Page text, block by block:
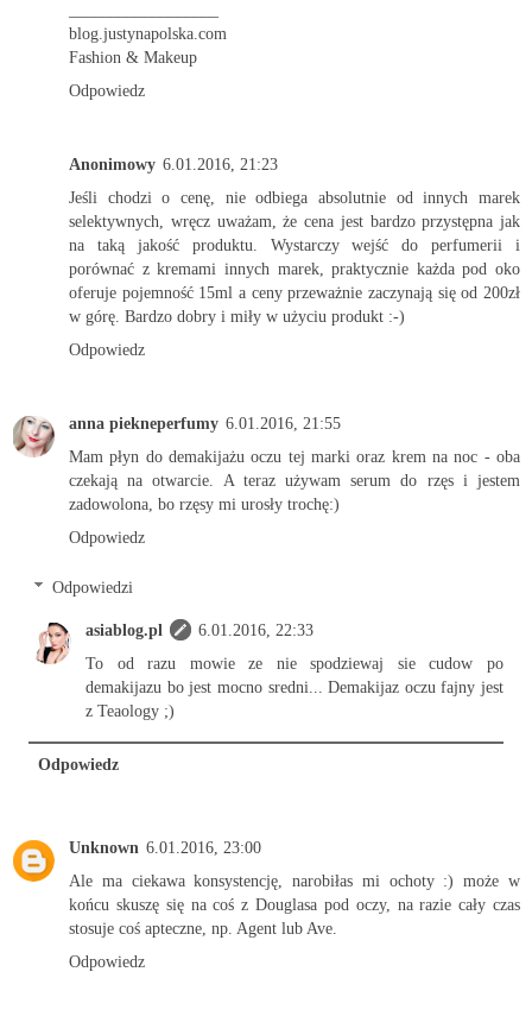
blog.justynapolska.com
Fashion & Makeup
Odpowiedz
Anonimowy 6.01.2016, 21:23
Jeśli chodzi o cenę, nie odbiega absolutnie od innych marek
selektywnych, wręcz uważam, że cena jest bardzo przystępna jak
na taką jakość produktu. Wystarczy wejść do perfumerii i
porównać z kremami innych marek, praktycznie każda pod oko
oferuje pojemność 15ml a ceny przeważnie zaczynają się od 200zł
w górę. Bardzo dobry i miły w użyciu produkt :-)
Odpowiedz
anna piekneperfumy 6.01.2016, 21:55
Mam płyn do demakijażu oczu tej marki oraz krem na noc - oba
czekają na otwarcie. A teraz używam serum do rzęs i jestem
zadowolona, bo rzęsy mi urosły trochę:)
Odpowiedz
Odpowiedzi
asiablog.pl
6.01.2016, 22:33
To od razu mowie ze nie spodziewaj sie cudow po
demakijazu bo jest mocno sredni... Demakijaz oczu fajny jest
z Teaology ;)
Odpowiedz
Unknown 6.01.2016, 23:00
Ale ma ciekawa konsystencję, narobiłas mi ochoty :) może w
końcu skuszę się na coś z Douglasa pod oczy, na razie cały czas
stosuje coś apteczne, np. Agent lub Ave.
Odpowiedz